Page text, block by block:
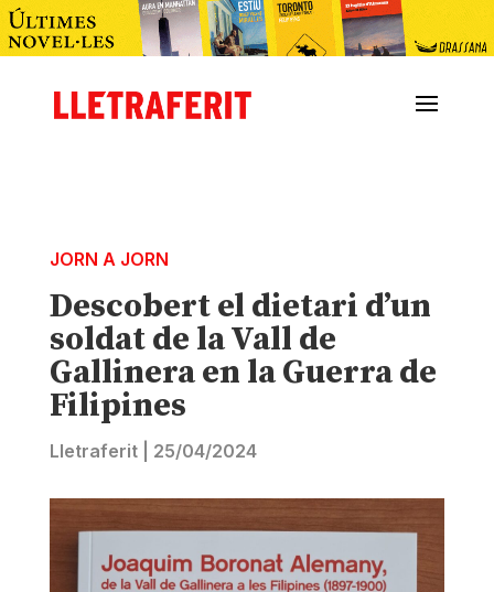
JORN A JORN
Descobert el dietari d’un
soldat de la Vall de
Gallinera en la Guerra de
Filipines
Lletraferit| 25/04/2024